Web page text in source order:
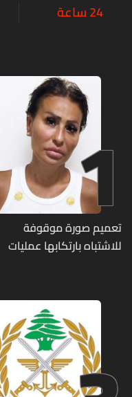
24 ساعة
1
تعميم صورة موقوفة
للاشتباه بارتكابها عمليات